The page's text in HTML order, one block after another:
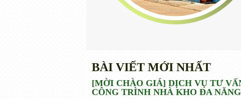
BÀI VIẾT MỚI NHẤT
[MỜI CHÀO GIÁ] DỊCH VỤ TƯ
CÔNG TRÌNH NHÀ KHO ĐA NĂNG